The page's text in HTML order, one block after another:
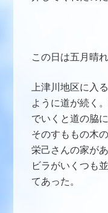
この日は五月晴
上津川地区に入
ように道が続く
でいくと道の脇
そのすももの木
栄己さんの家が
ビラがいくつも
てあった。